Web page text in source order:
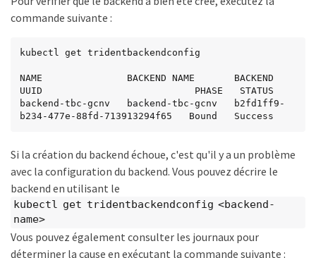
commande suivante :
kubectl get tridentbackendconfig
NAME               BACKEND NAME       BACKEND
UUID                           PHASE   STATUS
backend-tbc-gcnv   backend-tbc-gcnv   b2fd1ff9-
b234-477e-88fd-713913294f65   Bound   Success
Si la création du backend échoue, c'est qu'il y a un problème
avec la configuration du backend. Vous pouvez décrire le
backend en utilisant le
kubectl get tridentbackendconfig <backend-
name>
Vous pouvez également consulter les journaux pour
déterminer la cause en exécutant la commande suivante :